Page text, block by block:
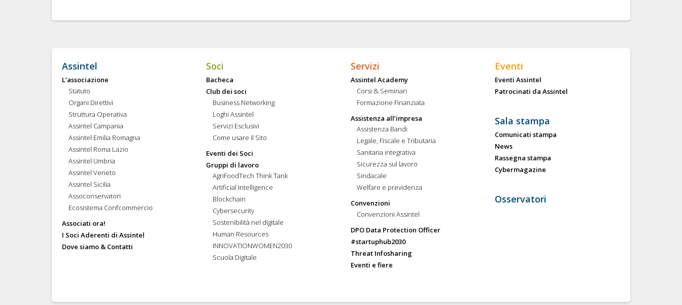
Assintel
L’associazione
Statuto
Organi Direttivi
Struttura Operativa
Assintel Campania
Assintel Emilia Romagna
Assintel Roma Lazio
Assintel Umbria
Assintel Veneto
Assintel Sicilia
Assoconservatori
Ecosistema Confcommercio
Associati ora!
I Soci Aderenti di Assintel
Dove siamo & Contatti
Soci
Bacheca
Club dei soci
Business Networking
Loghi Assintel
Servizi Esclusivi
Come usare il Sito
Eventi dei Soci
Gruppi di lavoro
AgriFoodTech Think Tank
Artificial Intelligence
Blockchain
Cybersecurity
Sostenibilità nel digitale
Human Resources
INNOVATIONWOMEN2030
Scuola Digitale
Servizi
Assintel Academy
Corsi & Seminari
Formazione Finanziata
Assistenza all’impresa
Assistenza Bandi
Legale, Fiscale e Tributaria
Sanitaria integrativa
Sicurezza sul lavoro
Sindacale
Welfare e previdenza
Convenzioni
Convenzioni Assintel
DPO Data Protection Officer
#startuphub2030
Threat Infosharing
Eventi e fiere
Eventi
Eventi Assintel
Patrocinati da Assintel
Sala stampa
Comunicati stampa
News
Rassegna stampa
Cybermagazine
Osservatori